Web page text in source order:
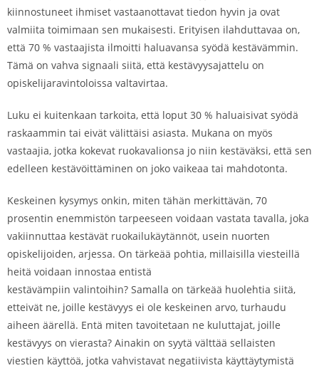
kiinnostuneet ihmiset vastaanottavat tiedon hyvin ja ovat
valmiita toimimaan sen mukaisesti. Erityisen ilahduttavaa on,
että 70 % vastaajista ilmoitti haluavansa syödä kestävämmin.
Tämä on vahva signaali siitä, että kestävyysajattelu on
opiskelijaravintoloissa valtavirtaa.
Luku ei kuitenkaan tarkoita, että loput 30 % haluaisivat syödä
raskaammin tai eivät välittäisi asiasta. Mukana on myös
vastaajia, jotka kokevat ruokavalionsa jo niin kestäväksi, että sen
edelleen kestävöittäminen on joko vaikeaa tai mahdotonta.
Keskeinen kysymys onkin, miten tähän merkittävän, 70
prosentin enemmistön tarpeeseen voidaan vastata tavalla, joka
vakiinnuttaa kestävät ruokailukäytännöt, usein nuorten
opiskelijoiden, arjessa. On tärkeää pohtia, millaisilla viesteillä
heitä voidaan innostaa entistä
kestävämpiin valintoihin? Samalla on tärkeää huolehtia siitä,
etteivät ne, joille kestävyys ei ole keskeinen arvo, turhaudu
aiheen äärellä. Entä miten tavoitetaan ne kuluttajat, joille
kestävyys on vierasta? Ainakin on syytä välttää sellaisten
viestien käyttöä, jotka vahvistavat negatiivista käyttäytymistä